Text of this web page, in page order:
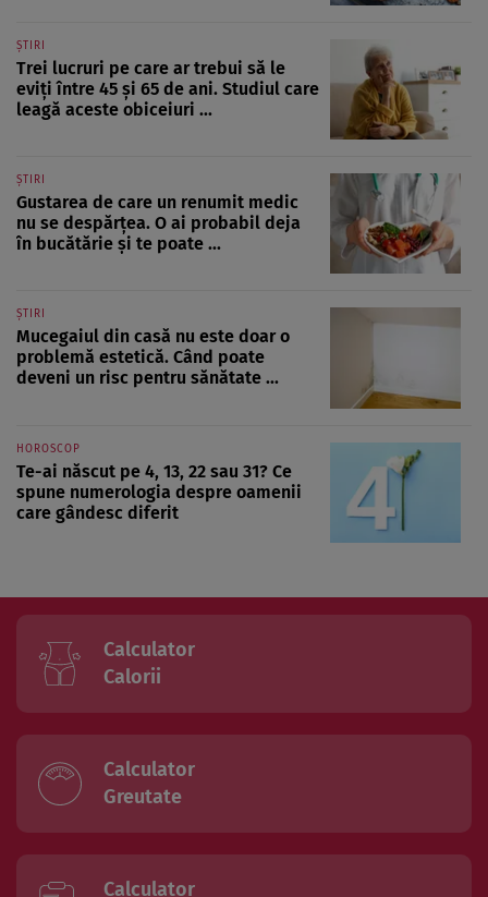
ȘTIRI
Trei lucruri pe care ar trebui să le
eviți între 45 și 65 de ani. Studiul care
leagă aceste obiceiuri ...
ȘTIRI
Gustarea de care un renumit medic
nu se despărțea. O ai probabil deja
în bucătărie și te poate ...
ȘTIRI
Mucegaiul din casă nu este doar o
problemă estetică. Când poate
deveni un risc pentru sănătate ...
HOROSCOP
Te-ai născut pe 4, 13, 22 sau 31? Ce
spune numerologia despre oamenii
care gândesc diferit
Calculator
Calorii
Calculator
Greutate
Calculator